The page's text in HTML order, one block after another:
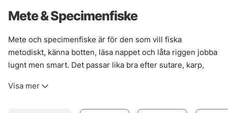
Mete & Specimenfiske
Mete och specimenfiske är för den som vill fiska
metodiskt, känna botten, läsa nappet och låta riggen jobba
lugnt men smart. Det passar lika bra efter sutare, karp,
in på nära håll. Rätt grejer gör stor skillnad här. Inte bara
Visa mer